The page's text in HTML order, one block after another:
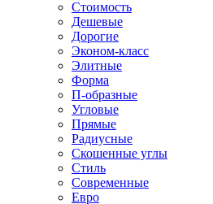
Стоимость
Дешевые
Дорогие
Эконом-класс
Элитные
Форма
П-образные
Угловые
Прямые
Радиусные
Скошенные углы
Стиль
Современные
Евро